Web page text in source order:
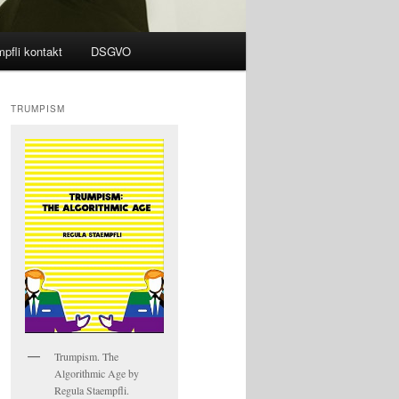
kontakt DSGVO
TRUMPISM
Trumpism. The
Algorithmic Age by
Regula Staempfli.